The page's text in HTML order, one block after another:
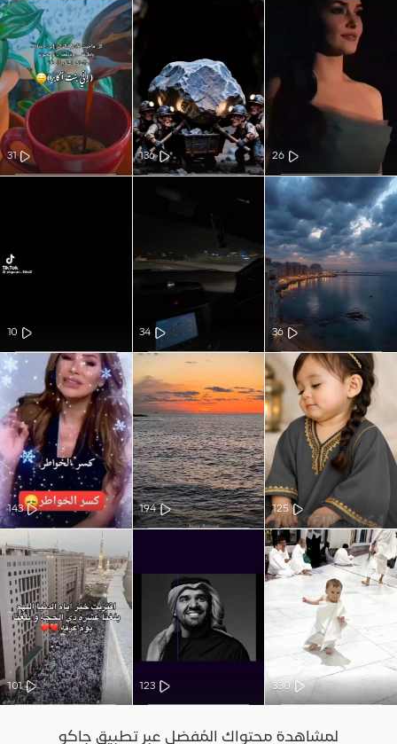
26
136
31
36
34
10
125
194
143
330
123
101
لمشاهدة محتواك المُفضل عبر تطبيق جاكو